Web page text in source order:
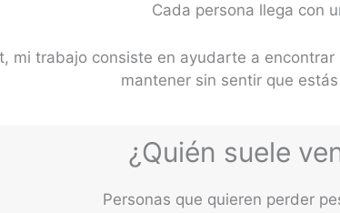
Cada persona llega con
mi trabajo consiste en ayudarte a
mantener sin sentir que
¿Quién suele
Personas que quieren perder